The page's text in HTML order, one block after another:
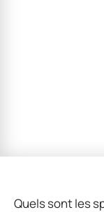
Quels sont les